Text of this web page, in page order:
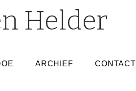
Helder
ARCHIEF CONTACT